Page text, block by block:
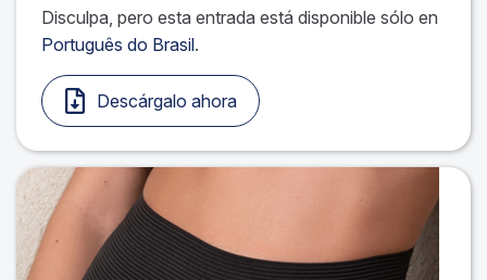
Disculpa, pero esta entrada está disponible sólo en
Português do Brasil.
Descárgalo ahora